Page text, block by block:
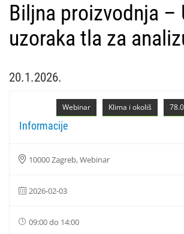
Biljna proizvodnja –
uzoraka tla za
20.1.2026.
Klima i okoliš
Webinar
Informacije
10000 Zagreb, Webinar
2026-02-03
09:00 do 14:00